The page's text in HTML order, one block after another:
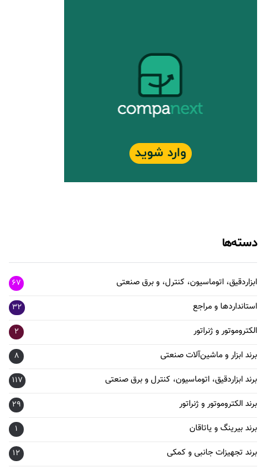
دسته‌ها
ابزاردقیق، اتوماسیون، کنترل، و برق صنعتی 67
استانداردها و مراجع 32
الکتروموتور و ژنراتور 2
برند ابزار و ماشین‌آلات صنعتی 8
برند ابزاردقیق، اتوماسیون، کنترل و برق صنعتی 117
برند الکتروموتور و ژنراتور 29
برند بیرینگ و یاتاقان 1
برند تجهیزات جانبی و کمکی 12